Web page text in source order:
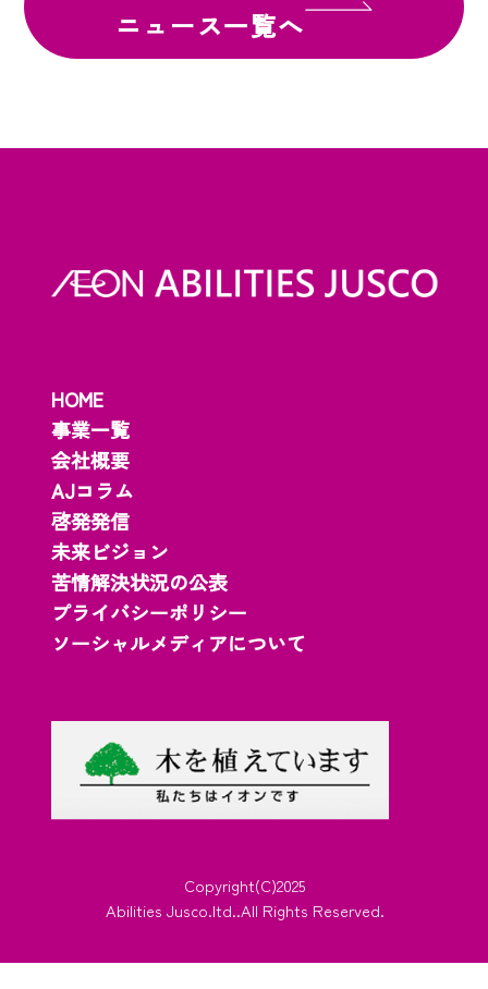
ニュース一覧へ
HOME
事業一覧
会社概要
AJコラム
啓発発信
未来ビジョン
苦情解決状況の公表
プライバシーポリシー
ソーシャルメディアについて
Copyright(C)2025
Abilities Jusco.ltd..All Rights Reserved.